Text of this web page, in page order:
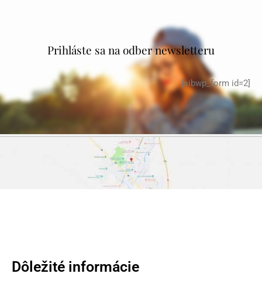
Prihláste sa na odber newsletteru
[sibwp_form id=2]
Dôležité informácie